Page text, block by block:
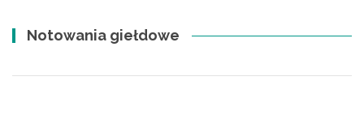
Notowania giełdowe